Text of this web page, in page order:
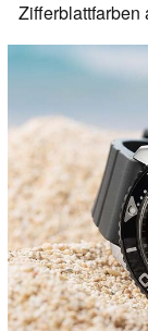
Zifferblattfarben